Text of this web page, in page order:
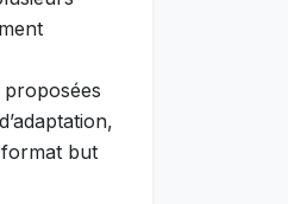
but